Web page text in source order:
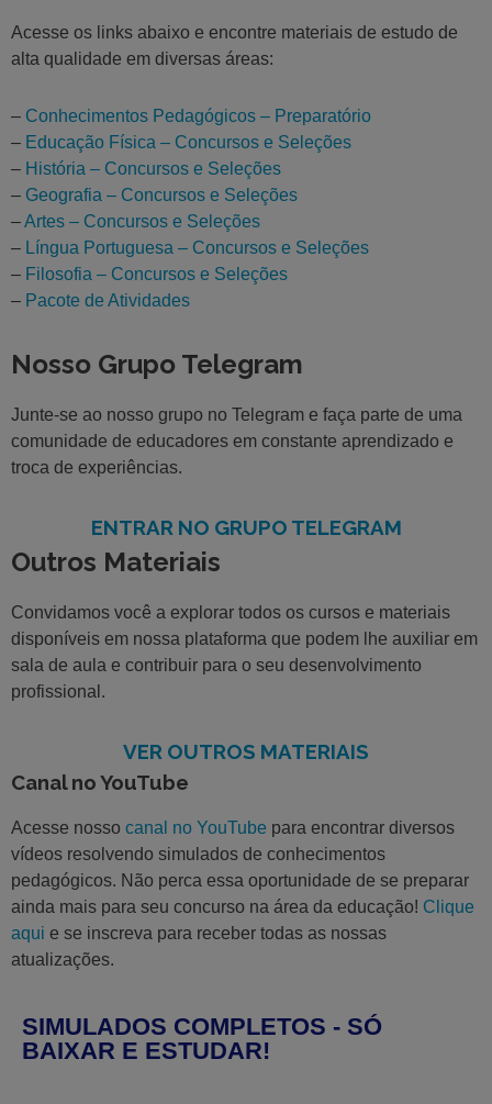
Acesse os links abaixo e encontre materiais de estudo de
alta qualidade em diversas áreas:
– Conhecimentos Pedagógicos – Preparatório
– Educação Física – Concursos e Seleções
– História – Concursos e Seleções
– Geografia – Concursos e Seleções
–Artes – Concursos e Seleções
– Língua Portuguesa – Concursos e Seleções
– Filosofia – Concursos e Seleções
– Pacote de Atividades
Nosso Grupo Telegram
Junte-se ao nosso grupo no Telegram e faça parte de uma
comunidade de educadores em constante aprendizado e
troca de experiências.
ENTRAR NO GRUPO TELEGRAM
Outros Materiais
Convidamos você a explorar todos os cursos e materiais
disponíveis em nossa plataforma que podem lhe auxiliar em
sala de aula e contribuir para o seu desenvolvimento
profissional.
VER OUTROS MATERIAIS
Canal no YouTube
Acesse nosso canal no YouTube para encontrar diversos
vídeos resolvendo simulados de conhecimentos
pedagógicos. Não perca essa oportunidade de se preparar
ainda mais para seu concurso na área da educação! Clique
aqui e se inscreva para receber todas as nossas
atualizações.
SIMULADOS COMPLETOS - SÓ
BAIXAR E ESTUDAR!